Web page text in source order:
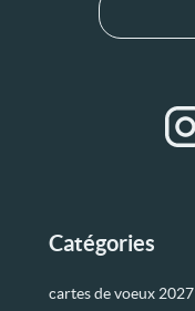
Catégories
cartes de voeux 2027